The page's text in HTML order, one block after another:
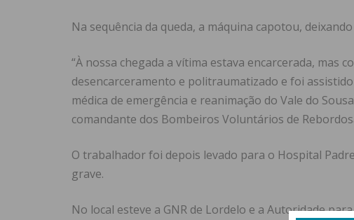
Na sequência da queda, a máquina capotou,
“À nossa chegada a vítima estava encarcerada, mas
desencarceramento e politraumatizado e foi
médica de emergência e reanimação do Vale do
comandante dos Bombeiros Voluntários de
O trabalhador foi depois levado para o Hospital
grave.
No local esteve a GNR de Lordelo e a Autoridade